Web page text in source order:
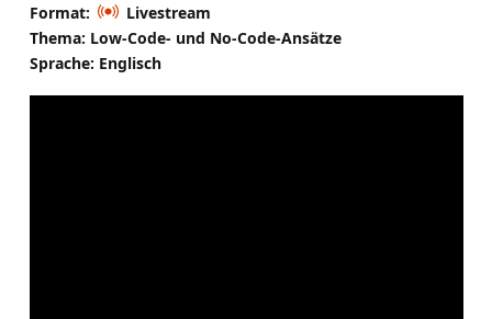
Format:
Livestream
Thema: Low-Code- und No-Code-Ansätze
Sprache: Englisch